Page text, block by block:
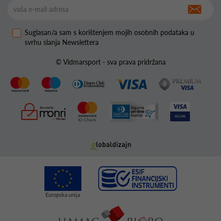
Suglasan/a sam s korištenjem mojih osobnih podataka u
svrhu slanja Newslettera
© Vidmarsport - sva prava pridržana